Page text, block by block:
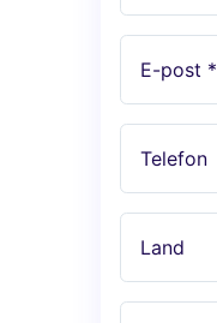
E-post *
Telefon
Land